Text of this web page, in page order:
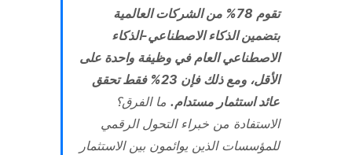
تقوم 78% من الشركات العالمية
بتضمين الذكاء الاصطناعي-الذكاء
الاصطناعي العام في وظيفة واحدة على
الأقل، ومع ذلك فإن 23% فقط تحقق
عائد استثمار مستدام. ما الفرق؟
الاستفادة من خبراء التحول الرقمي
للمؤسسات الذين يوائمون بين الاستثمار